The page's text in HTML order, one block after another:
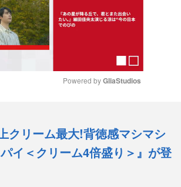
t
e
Powered by GliaStudios
クリーム最大!背徳感マシマシ
イ＜クリーム4倍盛り＞』が登